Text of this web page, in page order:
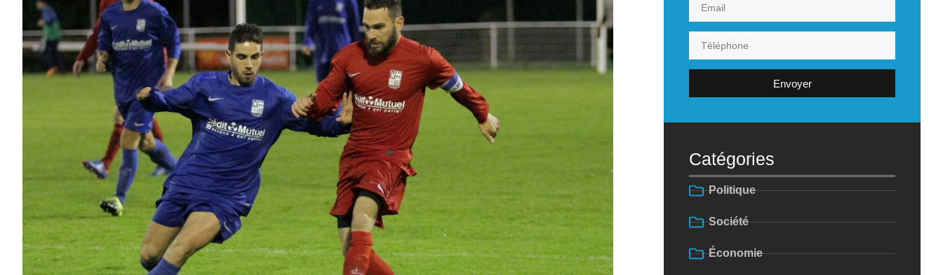
Envoyer
Catégories
Politique
Société
Économie